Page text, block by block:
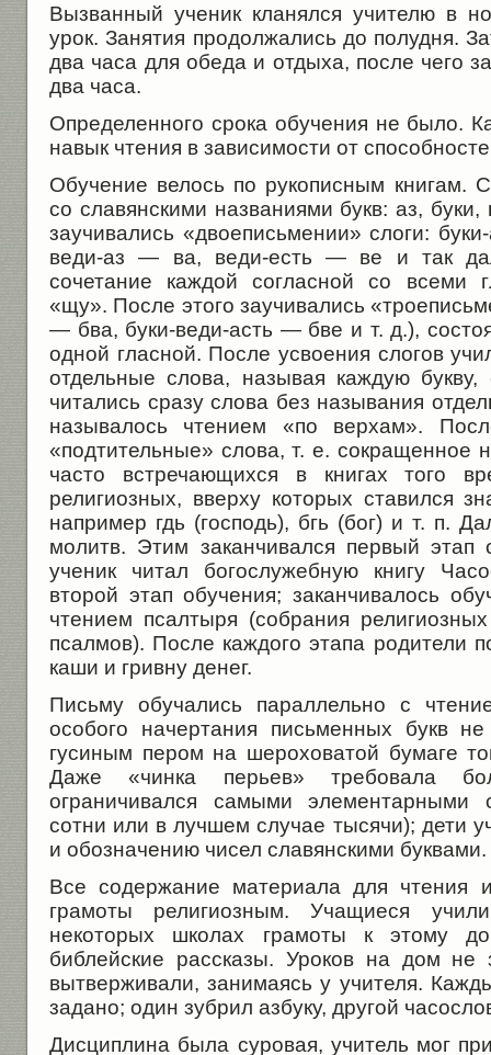
Вызванный ученик кланялся учителю в
урок. Занятия продолжались до полудня.
два часа для обеда и отдыха, после чего
два часа.
Определенного срока обучения не было.
навык чтения в зависимости от
Обучение велось по рукописным книгам.
со славянскими названиями букв: аз, буки,
заучивались «двоеписьмении» слоги:
веди-аз — ва, веди-есть — ве и так
сочетание каж­дой согласной со всеми
«щу». После этого заучивались
— бва, буки-веди-асть — бве и т. д.),
одной гласной. После усвоения слогов
отдельные слова, называя каждую
читались сразу слова без называ­ния
называлось чтением «по верхам».
«подтительные» слова, т. е. сокращенное
часто встречающихся в книгах того
религиозных, вверху которых ставился
например гдь (господь), бгь (бог) и т. п.
молитв. Этим заканчивался первый этап
ученик читал богослужебную книгу
второй этап обучения; заканчивалось
чтени­ем псалтыря (собрания
псалмов). После каждого этапа родители
каши и грив­ну денег.
Письму обучались параллельно с
особого начертания письменных букв
гусиным пером на шероховатой бумаге
Даже «чинка перьев» требовала
ограничивался самыми элементар­ными
сотни или в лучшем случае тысячи); дети
и обозначению чисел славянскими буквами.
Все содержание материала для чтения
грамоты религиозным. Учащиеся
некоторых школах грамоты к этому
библейские рассказы. Уроков на дом не
вытверживали, занимаясь у учителя.
задано; один зубрил азбуку, другой
Дисциплина была суровая, учитель мог